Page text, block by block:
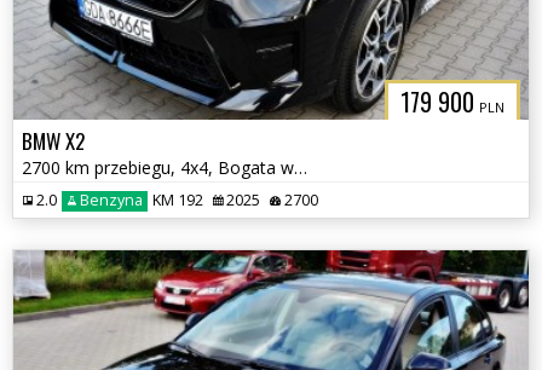
179 900 PLN
BMW X2
2700 km przebiegu, 4x4, Bogata wersja
2.0 Benzyna KM 192 2025 2700